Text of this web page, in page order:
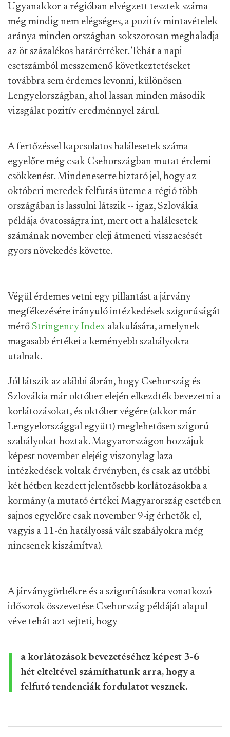
Ugyanakkor a régióban elvégzett tesztek száma
még mindig nem elégséges, a pozitív mintavételek
aránya minden országban sokszorosan meghaladja
az öt százalékos határértéket. Tehát a napi
esetszámból messzemenő következtetéseket
továbbra sem érdemes levonni, különösen
Lengyelországban, ahol lassan minden második
vizsgálat pozitív eredménnyel zárul.
A fertőzéssel kapcsolatos halálesetek száma
egyelőre még csak Csehországban mutat érdemi
csökkenést. Mindenesetre biztató jel, hogy az
októberi meredek felfutás üteme a régió több
országában is lassulni látszik -- igaz, Szlovákia
példája óvatosságra int, mert ott a halálesetek
számának november eleji átmeneti visszaesését
gyors növekedés követte.
Végül érdemes vetni egy pillantást a járvány
megfékezésére irányuló intézkedések szigorúságát
mérő Stringency Index alakulására, amelynek
magasabb értékei a keményebb szabályokra
utalnak.
Jól látszik az alábbi ábrán, hogy Csehország és
Szlovákia már október elején elkezdték bevezetni a
korlátozásokat, és október végére (akkor már
Lengyelországgal együtt) meglehetősen szigorú
szabályokat hoztak. Magyarországon hozzájuk
képest november elejéig viszonylag laza
intézkedések voltak érvényben, és csak az utóbbi
két hétben kezdett jelentősebb korlátozásokba a
kormány (a mutató értékei Magyarország esetében
sajnos egyelőre csak november 9-ig érhetők el,
vagyis a 11-én hatályossá vált szabályokra még
nincsenek kiszámítva).
A járványgörbékre és a szigorításokra vonatkozó
idősorok összevetése Csehország példáját alapul
véve tehát azt sejteti, hogy
a korlátozások bevezetéséhez képest 3-6
hét elteltével számíthatunk arra, hogy a
felfutó tendenciák fordulatot vesznek.